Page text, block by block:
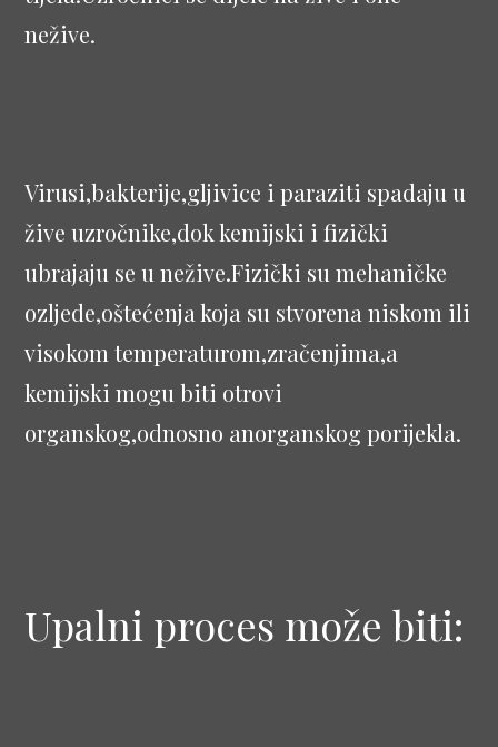
nežive.
Virusi,bakterije,gljivice i paraziti spadaju u
žive uzročnike,dok kemijski i fizički
ubrajaju se u nežive.Fizički su mehaničke
ozljede,oštećenja koja su stvorena niskom ili
visokom temperaturom,zračenjima,a
kemijski mogu biti otrovi
organskog,odnosno anorganskog porijekla.
Upalni proces može biti: